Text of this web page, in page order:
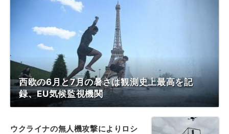
西欧の6月と7月の暑さは観測史上最高を記
録、EU気候監視機関
ウクライナの無人機攻撃によりロシ